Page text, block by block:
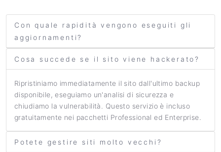
Con quale rapidità vengono eseguiti gli
aggiornamenti?
Cosa succede se il sito viene hackerato?
Ripristiniamo immediatamente il sito dall'ultimo backup
disponibile, eseguiamo un'analisi di sicurezza e
chiudiamo la vulnerabilità. Questo servizio è incluso
gratuitamente nei pacchetti Professional ed Enterprise.
Potete gestire siti molto vecchi?